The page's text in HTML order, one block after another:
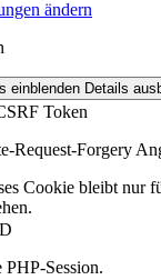
ändern
einblenden Details
Token
Request-Forgery
Cookie bleibt nur
PHP-Session.